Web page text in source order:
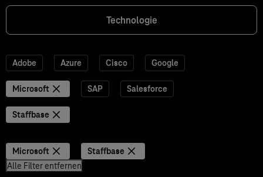
Technologie
Adobe Azure Cisco Google
Microsoft SAP Salesforce
Staffbase
Microsoft
Staffbase
Alle Filter entfernen